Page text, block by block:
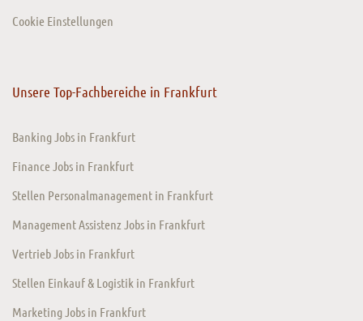
Cookie Einstellungen
Unsere Top-Fachbereiche in Frankfurt
Banking Jobs in Frankfurt
Finance Jobs in Frankfurt
Stellen Personalmanagement in Frankfurt
Management Assistenz Jobs in Frankfurt
Vertrieb Jobs in Frankfurt
Stellen Einkauf & Logistik in Frankfurt
Marketing Jobs in Frankfurt